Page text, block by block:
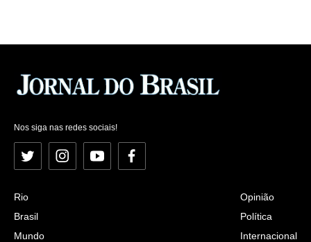
Nos siga nas redes sociais!
Twitter InstagramYouTubeFacebook
Rio
Brasil
Mundo
Opinião
Política
Internacional